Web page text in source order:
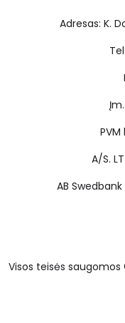
Adresas: K.
PVM
A/S.
AB
Visos teisės